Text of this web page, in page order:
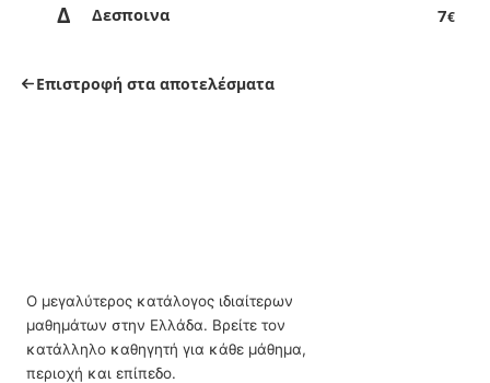
Δ Δεσποινα 7€
Επιστροφή στα αποτελέσματα
Ο μεγαλύτερος κατάλογος ιδιαίτερων
μαθημάτων στην Ελλάδα. Βρείτε τον
κατάλληλο καθηγητή για κάθε μάθημα,
περιοχή και επίπεδο.